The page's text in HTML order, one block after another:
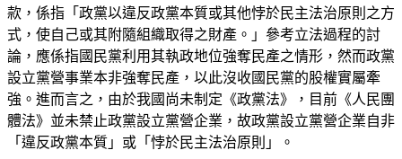
款，係指「政黨以違反政黨本質或其他悖於民主法治原則之方
式，使自己或其附隨組織取得之財產。」參考立法過程的討
論，應係指國民黨利用其執政地位強奪民產之情形，然而政黨
設立黨營事業本非強奪民產，以此沒收國民黨的股權實屬牽
強。進而言之，由於我國尚未制定《政黨法》，目前《人民團
體法》並未禁止政黨設立黨營企業，故政黨設立黨營企業自非
「違反政黨本質」或「悖於民主法治原則」。